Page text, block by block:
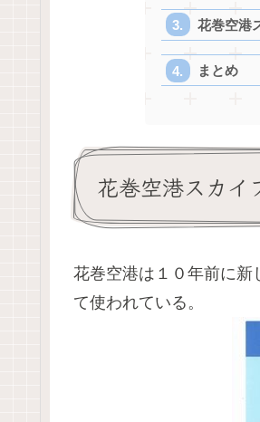
花巻空港
まとめ
花巻空港スカイ
花巻空港は１０年前に新
て使われている。